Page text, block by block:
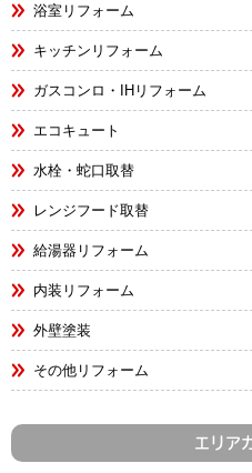
浴室リフォーム
キッチンリフォーム
ガスコンロ・IHリフォーム
エコキュート
水栓・蛇口取替
レンジフード取替
給湯器リフォーム
内装リフォーム
外壁塗装
その他リフォーム
エリア